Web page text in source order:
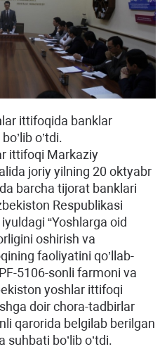
ittifoqida banklar
o’tdi.
Markaziy
joriy yilning 20 oktyabr
barcha tijorat banklari
Respublikasi
“Yoshlarga oid
oshirish va
faoliyatini qo’llab-
5106-sonli farmoni va
yoshlar ittifoqi
doir chora-tadbirlar
qarorida belgilab berilgan
bo’lib o’tdi.